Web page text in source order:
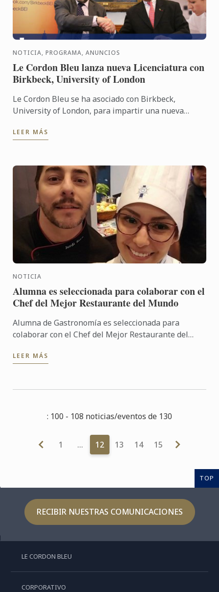
NOTICIA, PROGRAMA, ANUNCIOS
Le Cordon Bleu lanza nueva Licenciatura con
Birkbeck, University of London
Le Cordon Bleu se ha asociado con Birkbeck,
University of London, para impartir una nueva
Industria Culinaria.
LEER MÁS
NOTICIA
Alumna es seleccionada para colaborar con el
Chef del Mejor Restaurante del Mundo
Alumna de Gastronomía es seleccionada para
colaborar con el Chef del Mejor Restaurante del
LEER MÁS
: 100 - 108 noticias/eventos de 130
1 … 12 13 14 15
TOP
RECIBIR NUESTRAS COMUNICACIONES
LE CORDON BLEU
CORPORATIVO